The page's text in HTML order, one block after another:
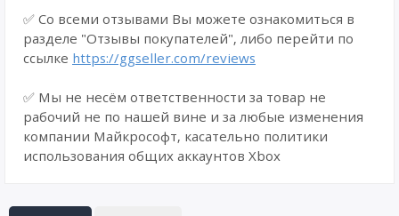
✅ Со всеми отзывами Вы можете ознакомиться в
разделе "Отзывы покупателей", либо перейти по
ссылке https://ggseller.com/reviews
✅ Мы не несём ответственности за товар не
рабочий не по нашей вине и за любые изменения
компании Майкрософт, касательно политики
использования общих аккаунтов Xbox